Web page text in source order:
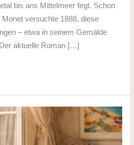
bis ans Mittelmeer fegt. Schon
versuchte 1888, diese
– etwa in seinem Gemälde
Der aktuelle Roman […]